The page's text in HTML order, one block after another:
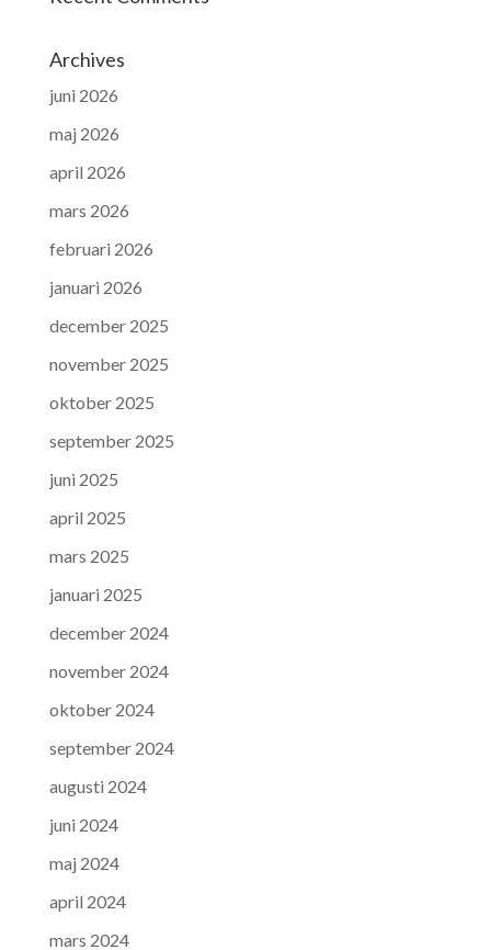
Archives
juni 2026
maj 2026
april 2026
mars 2026
februari 2026
januari 2026
december 2025
november 2025
oktober 2025
september 2025
juni 2025
april 2025
mars 2025
januari 2025
december 2024
november 2024
oktober 2024
september 2024
augusti 2024
juni 2024
maj 2024
april 2024
mars 2024